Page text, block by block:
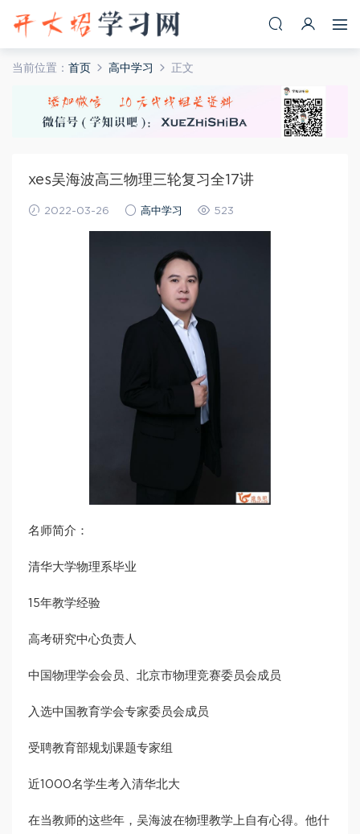
当前位置： 首页 高中学习 正文
xes吴海波高三物理三轮复习全17讲
2022-03-26 高中学习 523
名师简介：
清华大学物理系毕业
15年教学经验
高考研究中心负责人
中国物理学会会员、北京市物理竞赛委员会成员
入选中国教育学会专家委员会成员
受聘教育部规划课题专家组
近1000名学生考入清华北大
在当教师的这些年，吴海波在物理教学上自有心得。他什